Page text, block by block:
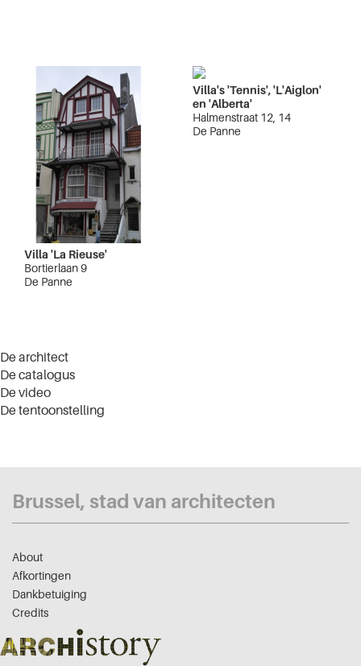
Villa 'La Rieuse'
Bortierlaan 9
De Panne
Villa's 'Tennis', 'L'Aiglon'
en 'Alberta'
Halmenstraat 12, 14
De Panne
De architect
De catalogus
De video
De tentoonstelling
Brussel, stad van architecten
About
Afkortingen
Dankbetuiging
Credits